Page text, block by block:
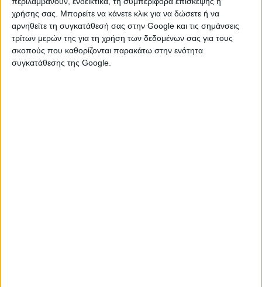
χρήσης σας. Μπορείτε να κάνετε κλικ για να δώσετε ή να
αρνηθείτε τη συγκατάθεσή σας στην Google και τις σημάνσεις
τρίτων μερών της για τη χρήση των δεδομένων σας για τους
σκοπούς που καθορίζονται παρακάτω στην ενότητα
συγκατάθεσης της Google.
περιπτώσεις, που μπορεί να έβλεπε όλα τα σημάδια αλλά να
μην ήθελε με τίποτα να παραδεχτεί την αλήθεια. Όταν λοιπόν η
αλήθεια έρχεται και τον βρίσκει, εκείνος αρνείται να την
αποδεχτεί. Στην αμέσως επόμενη φάση, θα προσπαθήσει να
ξεπεράσει την προηγούμενη σχέση μέσα από πολλές και